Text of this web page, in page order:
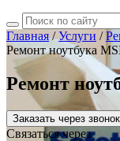
Главная/Услуги /
Ремонт ноутбука
Ремонт
Заказать через звонок
Связаться через